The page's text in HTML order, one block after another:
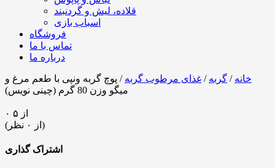
قلاده، لیش و گردنبند
اسباب بازی
فروشگاه
تماس با ما
درباره ما
خانه / گربه / غذای مرطوب گربه / پوچ گربه ونپی با طعم مرغ و
میگو وزن 80 گرم (چینی نویس)
۰ از ۵
(از ۰ نظر)
اشتراک گذاری